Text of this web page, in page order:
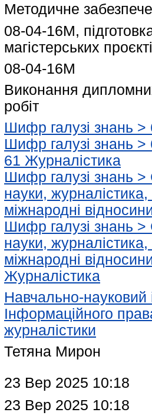
Методичне
08-04-16M,
магістерських
08-04-16M
Виконання
робіт
Шифр галузі знань >
Шифр галузі знань
61 Журналістика
Шифр галузі знань >
науки,
міжнародні
Шифр галузі знань >
науки,
міжнародні
Журналістика
Навчально-науковий
Інформаційного
журналістики
Тетяна Мирон
23 Вер 2025 10:18
23 Вер 2025 10:18